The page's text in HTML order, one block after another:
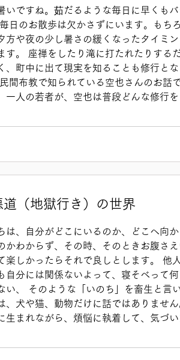
いなことを言われる乱暴な相談者もあり
。そんな中でも、時間をかけてお話し
ミュニケーションが取れることが嬉し
んで
いですね。茹だるような毎日に早くもバ
日のお散歩は欠かさずにいます。もち
方や夜の少し暑さの緩くなったタイミ
す。 座禅をしたり滝に打たれたりする
、町中に出て現実を知ることも修行と
間布教で知られている空也さんのお話
一人の若者が、空也は普段どんな修行を
知って若者は呆れてしまいました。 空
とおしゃべりを楽しむ、農家の家にお
」 そう若者が空也を問い詰めると、空
た。 「ああやって、色々な人と交わる
つかめ、人生に役立つ何かがひらめい
れは大切な修行の一つなのだ」 確かに
運べば、新鮮なショックや未知の感動
道（地獄行き）の世界
は、自分がどこにいるのか、どこへ向
かわからず、その時、そのときお腹さ
楽しかったらそれで良しとします。 他
自分には関係ないよって、寝そべって何
い、 そのような「いのち」を畜生と言
、犬や猫、動物だけに話ではありません
生まれながら、煩悩に執着して、気づい
このようなあり方が生死輪転（しょう